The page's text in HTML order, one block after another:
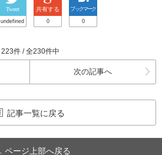
Tweet
undefined
共有する
0
ブックマーク
0
223件 / 全230件中
次の記事へ
記事一覧に戻る
ページ上部へ戻る